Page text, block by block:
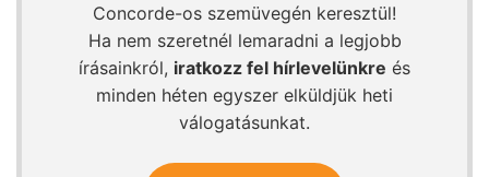
Concorde-os szemüvegén keresztül!
Ha nem szeretnél lemaradni a legjobb
írásainkról, iratkozz fel hírlevelünkre és
minden héten egyszer elküldjük heti
válogatásunkat.